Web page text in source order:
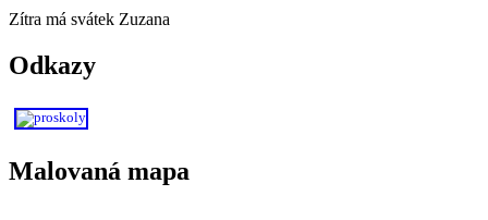
Zítra má svátek Zuzana
Odkazy
Malovaná mapa